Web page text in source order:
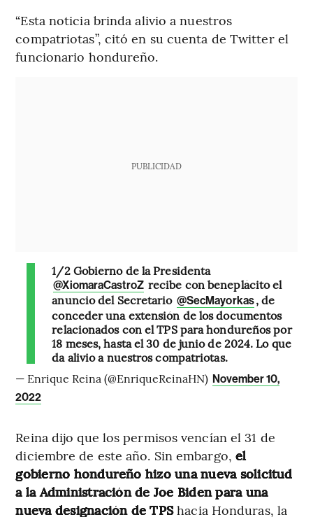
“Esta noticia brinda alivio a nuestros
compatriotas”, citó en su cuenta de Twitter el
funcionario hondureño.
PUBLICIDAD
1/2 Gobierno de la Presidenta
@XiomaraCastroZ recibe con beneplácito el
anuncio del Secretario @SecMayorkas, de
conceder una extensión de los documentos
relacionados con el TPS para hondureños por
18 meses, hasta el 30 de junio de 2024. Lo que
da alivio a nuestros compatriotas.
— Enrique Reina (@EnriqueReinaHN) November 10,
2022
Reina dijo que los permisos vencían el 31 de
diciembre de este año. Sin embargo, el
gobierno hondureño hizo una nueva solicitud
a la Administración de Joe Biden para una
nueva designación de TPShacia Honduras, la